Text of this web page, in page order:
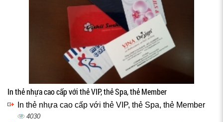
In thẻ nhựa cao cấp với thẻ VIP, thẻ Spa, thẻ Member
In thẻ nhựa cao cấp với thẻ VIP, thẻ Spa, thẻ Member
4030